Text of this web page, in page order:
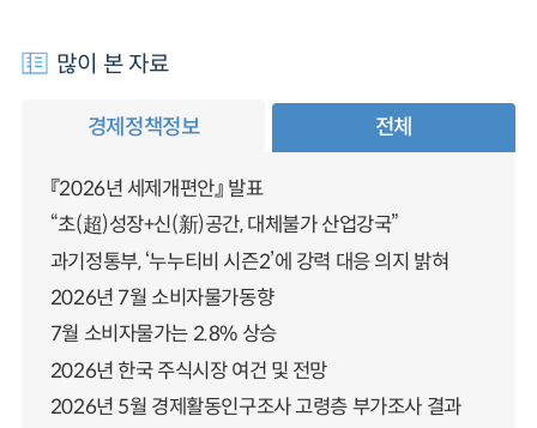
많이 본 자료
경제정책정보 전체
『2026년 세제개편안』 발표
“초(超)성장+신(新)공간, 대체불가 산업강국”
과기정통부, ‘누누티비 시즌2’에 강력 대응 의지 밝혀
2026년 7월 소비자물가동향
7월 소비자물가는 2.8% 상승
2026년 한국 주식시장 여건 및 전망
2026년 5월 경제활동인구조사 고령층 부가조사 결과